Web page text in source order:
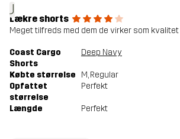
J
Lækre shorts
Meget tilfreds med dem de virker som
Coast Cargo
Shorts
Deep Navy
Købte størrelse M, Regular
Opfattet
størrelse
Perfekt
Længde Perfekt